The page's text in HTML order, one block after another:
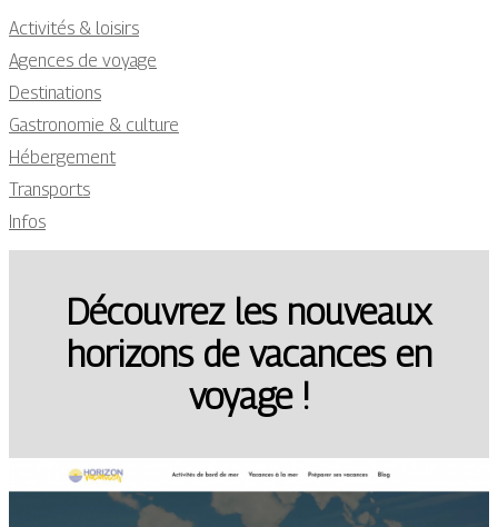
Activités & loisirs
Agences de voyage
Destinations
Gastronomie & culture
Hébergement
Transports
Infos
Découvrez les nouveaux
horizons de vacances en
voyage !